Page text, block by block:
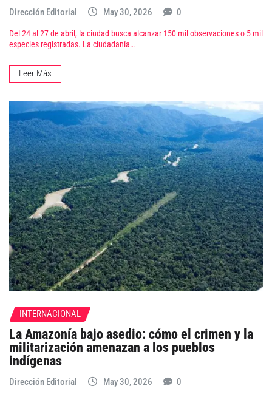
Dirección Editorial May 30, 2026 0
Del 24 al 27 de abril, la ciudad busca alcanzar 150 mil observaciones o 5 mil
especies registradas. La ciudadanía…
Leer Más
INTERNACIONAL
La Amazonía bajo asedio: cómo el crimen y la
militarización amenazan a los pueblos
indígenas
Dirección Editorial May 30, 2026 0